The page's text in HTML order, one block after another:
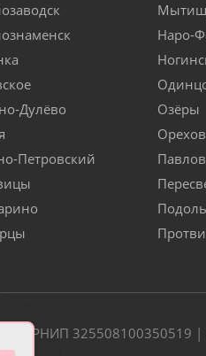
Дулёво
Петровский
Наро-
Озёры
ОГРНИП 325508100350519 |